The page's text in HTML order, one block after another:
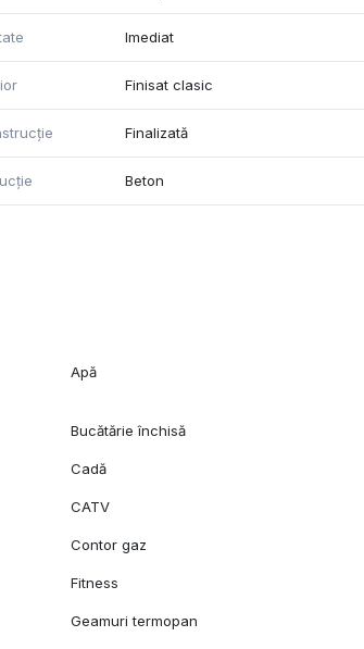
Imediat
Finisat clasic
Finalizată
Beton
Apă
Bucătărie închisă
Cadă
CATV
Contor gaz
Fitness
Geamuri termopan